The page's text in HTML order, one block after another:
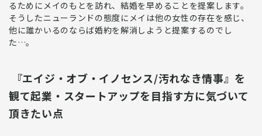
るためにメイのもとを訪れ、結婚を早めることを提案します。
そうしたニューランドの態度にメイは他の女性の存在を感じ、
他に誰かいるのならば婚約を解消しようと提案するのでし
た…。
『エイジ・オブ・イノセンス/汚れなき情事』を
観て起業・スタートアップを目指す方に気づいて
頂きたい点